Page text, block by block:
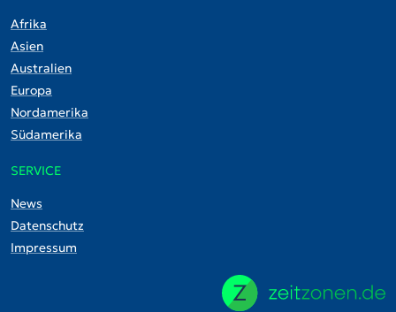
Afrika
Asien
Australien
Europa
Nordamerika
Südamerika
SERVICE
News
Datenschutz
Impressum